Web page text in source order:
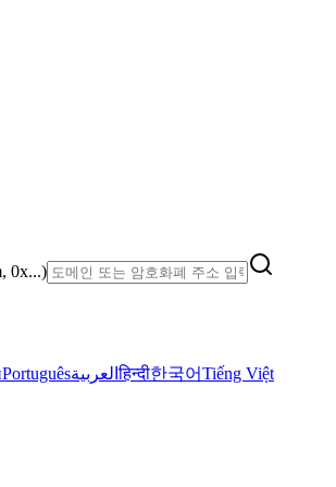
0x...)
Portuguêsالعربيةहिन्दी한국어Tiếng Việt